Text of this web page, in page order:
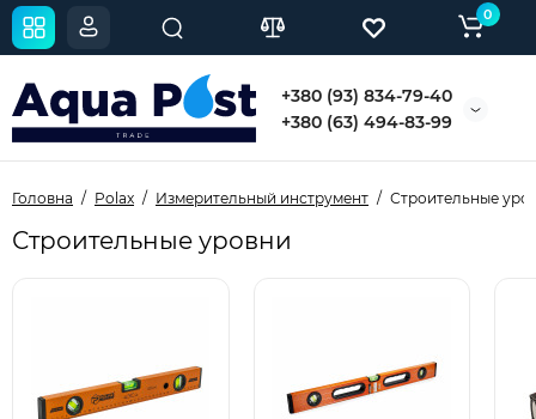
+380 (93) 834-79-40
+380 (63) 494-83-99
0
Головна Polax Измерительный инструмент Строительные
Строительные уровни